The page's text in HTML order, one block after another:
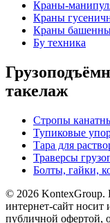
Краны-
Краны
Краны
Бу техника
такелаж
Стропы
Тупиковые
Тара для
Траверсы
Болты, гайки,
© 2026
интернет-сайт
публичной офертой,